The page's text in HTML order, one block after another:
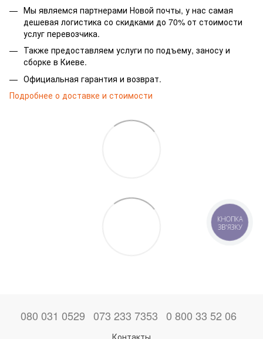
Мы являемся партнерами Новой почты, у нас самая
дешевая логистика со скидками до 70% от стоимости
услуг перевозчика.
Также предоставляем услуги по подъему, заносу и
сборке в Киеве.
Официальная гарантия и возврат.
Подробнее о доставке и стоимости
080 031 0529 073 233 7353 0 800 33 52 06
Контакты
КНОПКА
ЗВ'ЯЗКУ